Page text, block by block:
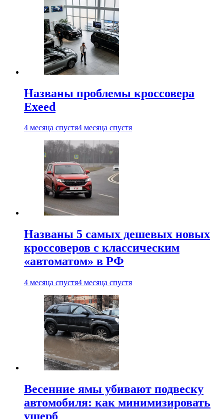
Названы проблемы кроссовера
Exeed
4 месяца спустя4 месяца спустя
Названы 5 самых дешевых новых
кроссоверов с классическим
«автоматом» в РФ
4 месяца спустя4 месяца спустя
Весенние ямы убивают подвеску
автомобиля: как минимизировать
ущерб